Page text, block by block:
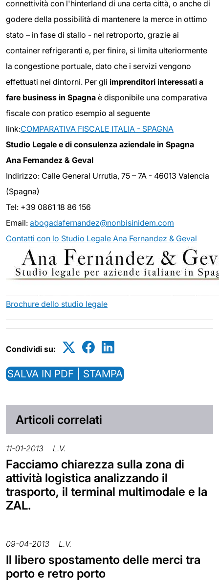
connettività con l'hinterland di una certa città, o anche di
godere della possibilità di mantenere la merce in ottimo
stato – in fase di stallo - nel retroporto, grazie ai
container refrigeranti e, per finire, si limita ulteriormente
la congestione portuale, dato che i servizi vengono
effettuati nei dintorni. Per gli imprenditori interessati a
fare business in Spagna è disponibile una comparativa
fiscale con pratico esempio al seguente
link:COMPARATIVA FISCALE ITALIA - SPAGNA
Studio Legale e di consulenza aziendale in Spagna
Ana Fernandez & Geval
Indirizzo: Calle General Urrutia, 75 – 7A - 46013 Valencia
(Spagna)
Tel: +39 0861 18 86 156
Email: abogadafernandez@nonbisinidem.com
Contatti con lo Studio Legale Ana Fernandez & Geval
Brochure dello studio legale
Condividi su:
SALVA IN PDF | STAMPA
Articoli correlati
11-01-2013 L.V.
Facciamo chiarezza sulla zona di
attività logistica analizzando il
trasporto, il terminal multimodale e la
ZAL.
09-04-2013 L.V.
Il libero spostamento delle merci tra
porto e retro porto